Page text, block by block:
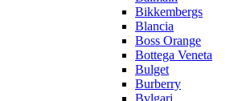
Bikkembergs
Blancia
Boss Orange
Bottega Veneta
Bulget
Burberry
Bvlgari